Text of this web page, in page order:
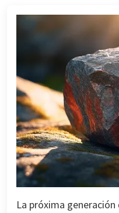
La próxima